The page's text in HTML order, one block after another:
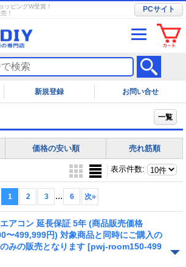
ッピングW受賞！
！
PCサイト
お問い合せ
一覧
価格の安い順 売れ筋順
表示件数:
1 2 3 ... 6 次»
アコン 延長保証 5年 (商品販売価格
〜499,999円) 対象商品と同時にご購入の
みの販売となります [pwj-room150-499